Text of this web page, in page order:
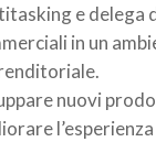
e delega
in un
nuovi